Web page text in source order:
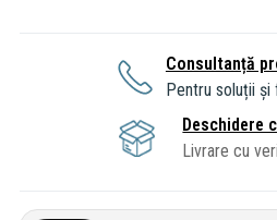
Consultanță
Pentru soluții și
Deschidere
Livrare cu